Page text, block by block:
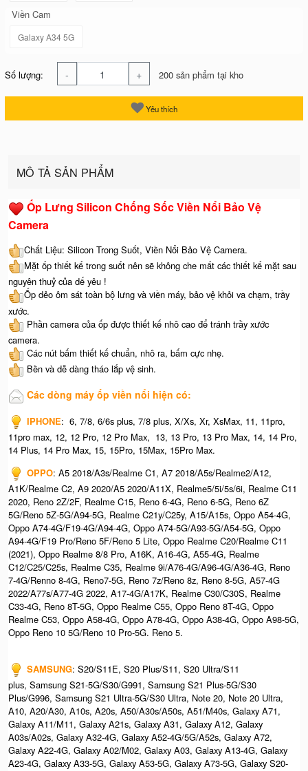
Viền Cam
Galaxy A34 5G
Số lượng: - + 200 sản phẩm tại kho
Yêu thích
MÔ TẢ SẢN PHẨM
Ốp Lưng Silicon Chống Sốc Viền Nổi Bảo Vệ
Camera
Chất Liệu: Silicon Trong Suốt, Viền Nổi Bảo Vệ Camera.
Mặt ốp thiết kế trong suốt nên sẽ không che mất các thiết kế mặt sau
nguyên thuỷ của dế yêu !
Ốp dẻo ôm sát toàn bộ lưng và viền máy, bảo vệ khỏi va chạm, trầy
xước.
Phần camera của ốp được thiết kế nhô cao để tránh trầy xước
camera.
Các nút bấm thiết kế chuẩn, nhô ra, bấm cực nhẹ.
Bền và dễ dàng tháo lắp vệ sinh.
Các dòng máy ốp viền nổi hiện có:
IPHONE: 6, 7/8, 6/6s plus, 7/8 plus, X/Xs, Xr, XsMax, 11, 11pro,
11pro max, 12, 12 Pro, 12 Pro Max, 13, 13 Pro, 13 Pro Max, 14, 14 Pro,
14 Plus, 14 Pro Max, 15, 15Pro, 15Max, 15Pro Max.
OPPO: A5 2018/A3s/Realme C1, A7 2018/A5s/Realme2/A12,
A1K/Realme C2, A9 2020/A5 2020/A11X, Realme5/5i/5s/6i, Realme C11
2020, Reno 2Z/2F, Realme C15, Reno 6-4G, Reno 6-5G, Reno 6Z
5G/Reno 5Z-5G/A94-5G, Realme C21y/C25y, A15/A15s, Oppo A54-4G,
Oppo A74-4G/F19-4G/A94-4G, Oppo A74-5G/A93-5G/A54-5G, Oppo
A94-4G/F19 Pro/Reno 5F/Reno 5 Lite, Oppo Realme C20/Realme C11
(2021), Oppo Realme 8/8 Pro, A16K, A16-4G, A55-4G, Realme
C12/C25/C25s, Realme C35, Realme 9i/A76-4G/A96-4G/A36-4G, Reno
7-4G/Renno 8-4G, Reno7-5G, Reno 7z/Reno 8z, Reno 8-5G, A57-4G
2022/A77s/A77-4G 2022, A17-4G/A17K, Realme C30/C30S, Realme
C33-4G, Reno 8T-5G, Oppo Realme C55, Oppo Reno 8T-4G, Oppo
Realme C53, Oppo A58-4G, Oppo A78-4G, Oppo A38-4G, Oppo A98-5G,
Oppo Reno 10 5G/Reno 10 Pro-5G. Reno 5.
SAMSUNG: S20/S11E, S20 Plus/S11, S20 Ultra/S11
plus, Samsung S21-5G/S30/G991, Samsung S21 Plus-5G/S30
Plus/G996, Samsung S21 Ultra-5G/S30 Ultra, Note 20, Note 20 Ultra,
A10, A20/A30, A10s, A20s, A50/A30s/A50s, A51/M40s, Galaxy A71,
Galaxy A11/M11, Galaxy A21s, Galaxy A31, Galaxy A12, Galaxy
A03s/A02s, Galaxy A32-4G, Galaxy A52-4G/5G/A52s, Galaxy A72,
Galaxy A22-4G, Galaxy A02/M02, Galaxy A03, Galaxy A13-4G, Galaxy
A23-4G, Galaxy A33-5G, Galaxy A53-5G, Galaxy A73-5G, Galaxy S20-